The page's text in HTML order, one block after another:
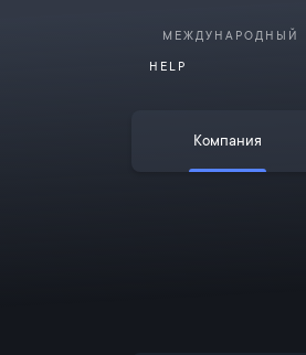
МЕЖДУНАРОДНЫЙ
HELP
Компания